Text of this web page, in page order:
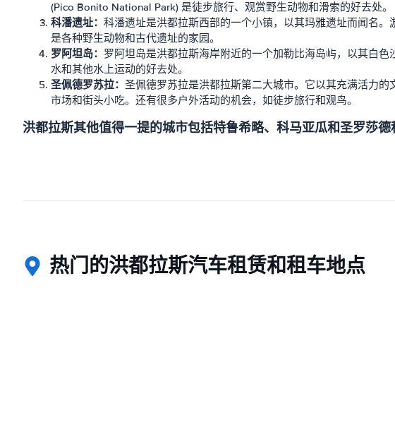
(Pico Bonito National Park) 是徒步旅行、观赏野生动物和滑索的好去处。
科潘遗址： 科潘遗址是洪都拉斯西部的一个小镇，以其玛雅遗址而闻名
是各种野生动物和古代遗址的家园。
罗阿坦岛： 罗阿坦岛是洪都拉斯海岸附近的一个加勒比海岛屿，以其白
水和其他水上运动的好去处。
圣佩德罗苏拉： 圣佩德罗苏拉是洪都拉斯第二大城市。它以其充满活力
市场和街头小吃。还有很多户外活动的机会，如徒步旅行和观鸟。
洪都拉斯其他值得一提的城市包括特鲁希略、科马亚瓜和圣罗莎
热门的洪都拉斯汽车租赁和租车地点